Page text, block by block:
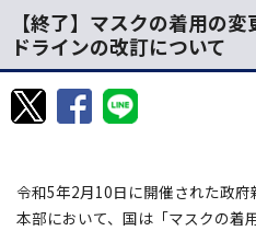
【終了】マスクの着用の
ドラインの改訂について
令和5年2月10日に開催された政
本部において、国は「マスクの着